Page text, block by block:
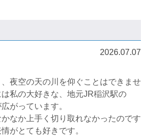
2026.07.07
夜空の天の川を仰ぐことはできませ
私の大好きな、地元JR稲沢駅の
がっています。
なか上手く切り取れなかったのです
がとても好きです。